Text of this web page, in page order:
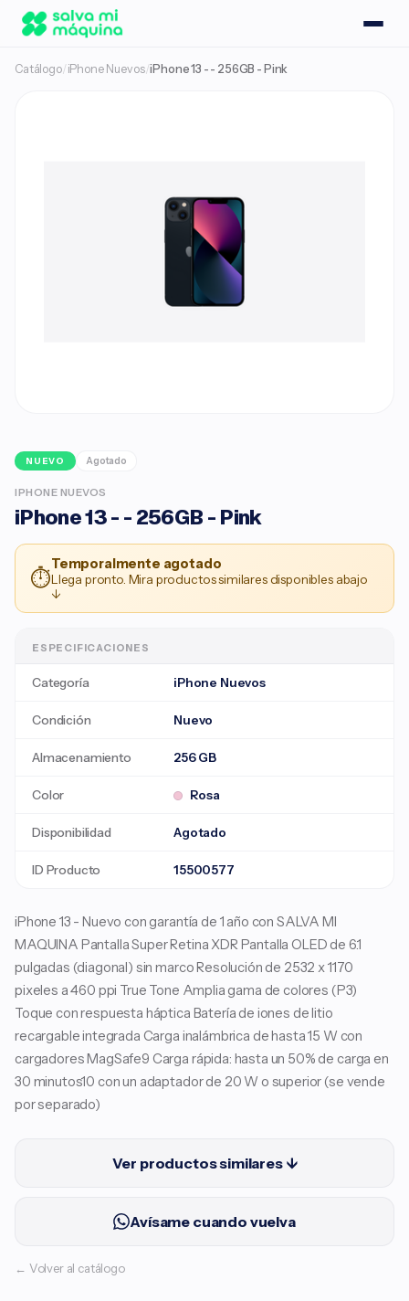
Catálogo/ iPhone Nuevos/iPhone 13 - - 256GB - Pink
NUEVO Agotado
IPHONE NUEVOS
iPhone 13 - - 256GB - Pink
⏱
Temporalmente agotado
Llega pronto. Mira productos similares disponibles abajo
↓
ESPECIFICACIONES
Categoría iPhone Nuevos
Condición Nuevo
Almacenamiento 256 GB
Color Rosa
Disponibilidad Agotado
ID Producto 15500577
iPhone 13 - Nuevo con garantía de 1 año con SALVA MI
MAQUINA Pantalla Super Retina XDR Pantalla OLED de 6.1
pulgadas (diagonal) sin marco Resolución de 2532 x 1170
pixeles a 460 ppi True Tone Amplia gama de colores (P3)
Toque con respuesta háptica Batería de iones de litio
recargable integrada Carga inalámbrica de hasta 15 W con
cargadores MagSafe9 Carga rápida: hasta un 50% de carga en
30 minutos10 con un adaptador de 20 W o superior (se vende
por separado)
Ver productos similares ↓
Avísame cuando vuelva
← Volver al catálogo